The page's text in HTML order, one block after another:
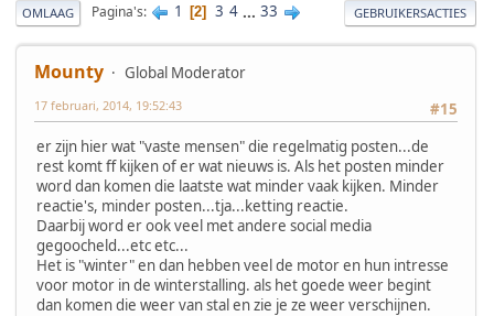
OMLAAG Pagina's 1 2 3 4 ... 33 GEBRUIKERSACTIES
Mounty
Global Moderator
#15
17 februari, 2014, 19:52:43
er zijn hier wat "vaste mensen" die regelmatig posten...de
rest komt ff kijken of er wat nieuws is. Als het posten minder
word dan komen die laatste wat minder vaak kijken. Minder
reactie's, minder posten...tja...ketting reactie.
Daarbij word er ook veel met andere social media
gegoocheld...etc etc...
Het is "winter" en dan hebben veel de motor en hun intresse
voor motor in de winterstalling. als het goede weer begint
dan komen die weer van stal en zie je ze weer verschijnen.